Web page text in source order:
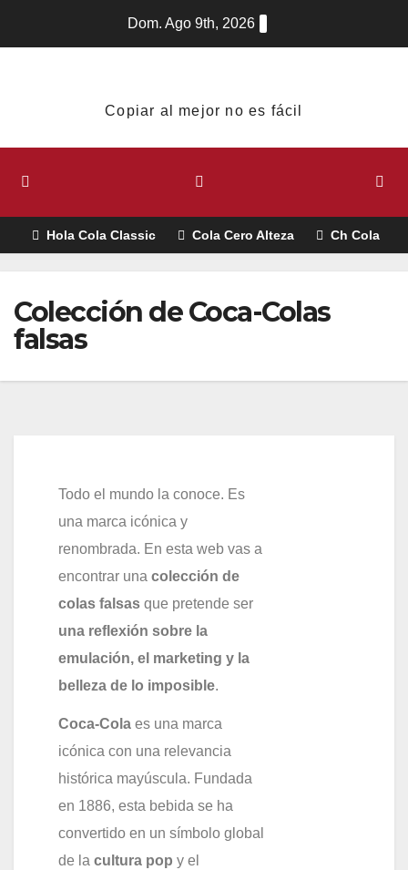
Dom. Ago 9th, 2026
Copiar al mejor no es fácil
Hola Cola Classic Cola Cero Alteza Ch Cola
Colección de Coca-Colas
falsas
Todo el mundo la conoce. Es
una marca icónica y
renombrada. En esta web vas a
encontrar unacolección de
colas falsas que pretende ser
una reflexión sobre la
emulación, el marketing y la
belleza de lo imposible.
Coca-Cola es una marca
icónica con una relevancia
histórica mayúscula. Fundada
en 1886, esta bebida se ha
convertido en un símbolo global
de lacultura pop y el